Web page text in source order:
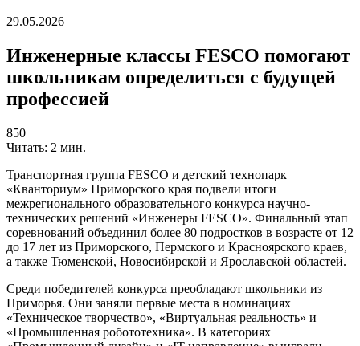
29.05.2026
Инженерные классы FESCO помогают
школьникам определиться с будущей
профессией
850
Читать: 2 мин.
Транспортная группа FESCO и детский технопарк
«Кванториум» Приморского края подвели итоги
межрегионального образовательного конкурса научно-
технических решений «Инженеры FESCO». Финальный этап
соревнований объединил более 80 подростков в возрасте от 12
до 17 лет из Приморского, Пермского и Красноярского краев,
а также Тюменской, Новосибирской и Ярославской областей.
Среди победителей конкурса преобладают школьники из
Приморья. Они заняли первые места в номинациях
«Техническое творчество», «Виртуальная реальность» и
«Промышленная робототехника». В категориях